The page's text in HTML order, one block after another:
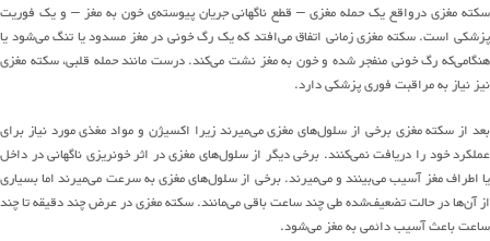
سکته مغزیدرواقعیک حمله مغزی– قطع ناگهانی جریانپیوسته‌یخون به مغز– و یک فوریت
پزشکی است.سکته مغزی زمانی اتفاقمیافتدکه یک رگ خونی در مغز مسدود یا تنگمیشودیا
هنگامیکهرگ خونی منفجرشده و خون به مغزنشت می‌کند.درست مانند حمله قلبی، سکته مغزی
نیز نیاز به مراقبت فوری پزشکی دارد.
بعد از سکته مغزیبرخی ازسلولهایمغزیمیمیرندزیرا اکسیژن و مواد مغذی مورد نیاز برای
عملکرد خود را دریافت نمی‌کنند. برخی دیگر ازسلولهایمغزی در اثر خونریزی ناگهانی در داخل
یا اطراف مغز آسیبمیبینندو می‌میرند.برخی ازسلولهایمغزی به سرعتمیمیرنداما بسیاری
ازآنهادر حالتتضعیفشدهطیچند ساعت باقیمیمانند.سکته مغزی در عرض چند دقیقه تا چند
ساعت باعث آسیب دائمیبهمغزمیشود.